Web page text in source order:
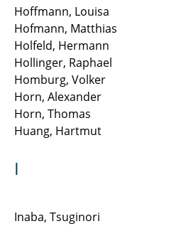
Hoffmann, Louisa
Hofmann, Matthias
Holfeld, Hermann
Hollinger, Raphael
Homburg, Volker
Horn, Alexander
Horn, Thomas
Huang, Hartmut
I
Inaba, Tsuginori